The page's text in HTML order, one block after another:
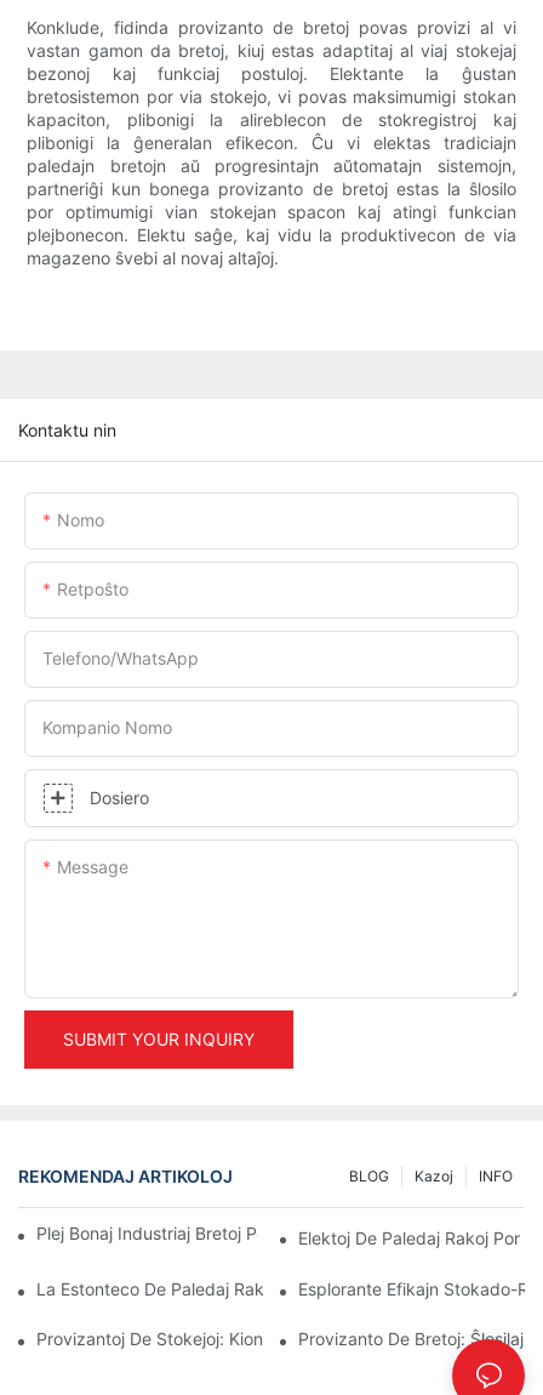
Konklude, fidinda provizanto de bretoj povas provizi al vi
vastan gamon da bretoj, kiuj estas adaptitaj al viaj stokejaj
bezonoj kaj funkciaj postuloj. Elektante la ĝustan
bretosistemon por via stokejo, vi povas maksimumigi stokan
kapaciton, plibonigi la alireblecon de stokregistroj kaj
plibonigi la ĝeneralan efikecon. Ĉu vi elektas tradiciajn
paledajn bretojn aŭ progresintajn aŭtomatajn sistemojn,
partneriĝi kun bonega provizanto de bretoj estas la ŝlosilo
por optimumigi vian stokejan spacon kaj atingi funkcian
plejbonecon. Elektu saĝe, kaj vidu la produktivecon de via
magazeno ŝvebi al novaj altaĵoj.
Kontaktu nin
Nomo
Retpoŝto
Telefono/WhatsApp
Kompanio Nomo
Dosiero
Message
SUBMIT YOUR INQUIRY
REKOMENDAJ ARTIKOLOJ INFO
Kazoj
BLOG
Plej Bonaj Industriaj Bretoj Por Efika Magazenadministrado
Elektoj De Paledaj Rakoj Por
La Estonteco De Paledaj Rakoj: Tendencoj Kaj Novigoj
Esplorante Efikajn Stokado-
Provizantoj De Stokejoj: Kion SerĉiProvizanto De Bretoj: Ŝlosilaj